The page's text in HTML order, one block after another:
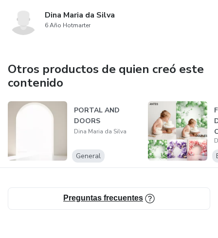
Dina Maria da Silva
6 Año Hotmarter
Otros productos de quien creó este
contenido
PORTAL AND
DOORS
Dina Maria da Silva
General
Preguntas frecuentes